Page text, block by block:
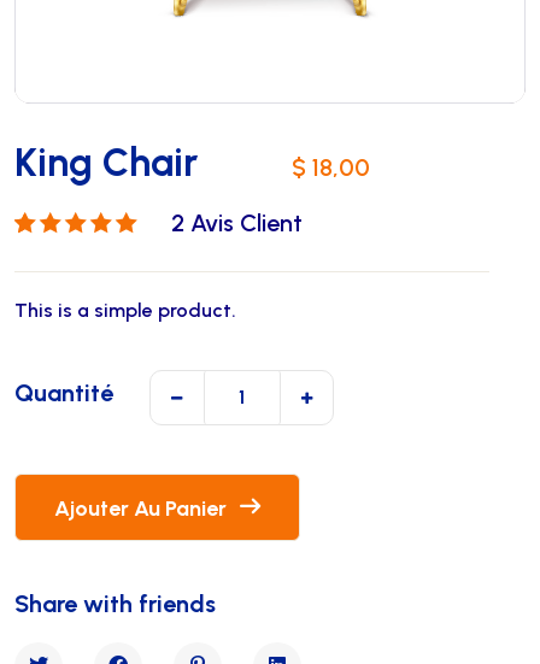
King Chair $ 18,00
notations
2 Avis Client
This is a simple product.
Quantité
Ajouter Au Panier
Share with friends